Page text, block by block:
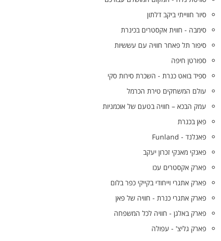
סיור חווייתי ביקב דלתון
סימבה - חווית אקסטרים בכינרת
סיפור תל פאחר חוויה עם עששיות
ספורטן חיפה
ספיד בואט כנרת - השכרת סירות סקי
עולם המשחקים טירת הכרמל
עמק הבכא – חוויה בטעם של אוכמניות
פאן בכנרת
פאנלנד - Funland
פאנקי מאנקי זכרון יעקב
פארק אקסטרים עכו
פארק אתגרי וייחודי בקייקי כפר בלום
פארק אתגרי כנרת - חוויה של פאן
פארק באלגן - חוויה לכל המשפחה
פארק גליצ' - עפולה